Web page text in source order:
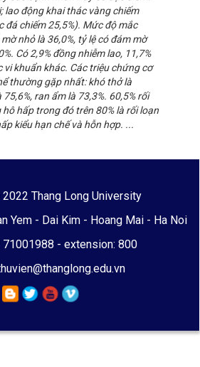
lao động khai thác vàng chiếm
đá chiếm 25,5%). Mức độ mắc
nhỏ là 36,0%, tỷ lệ có đám mờ
Có 2,9% đồng nhiễm lao, 11,7%
vi khuẩn khác. Các triệu chứng cơ
thường gặp nhất: khó thở là
75,6%, ran ẩm là 73,3%. 60,5% rối
hấp trong đó trên 80% là rối loạn
kiểu hạn chế và hỗn hợp. ...
Thang Long University
Yem - Dai Kim - Hoang Mai - Ha Noi
71001988 - extension: 800